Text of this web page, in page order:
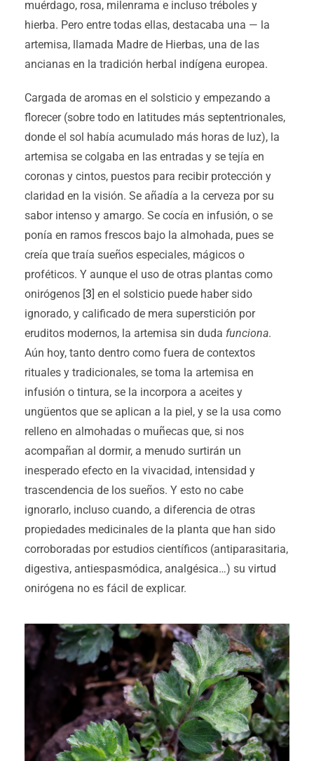
muérdago, rosa, milenrama e incluso tréboles y
hierba. Pero entre todas ellas, destacaba una — la
artemisa, llamada Madre de Hierbas, una de las
ancianas en la tradición herbal indígena europea.
Cargada de aromas en el solsticio y empezando a
florecer (sobre todo en latitudes más septentrionales,
donde el sol había acumulado más horas de luz), la
artemisa se colgaba en las entradas y se tejía en
coronas y cintos, puestos para recibir protección y
claridad en la visión. Se añadía a la cerveza por su
sabor intenso y amargo. Se cocía en infusión, o se
ponía en ramos frescos bajo la almohada, pues se
creía que traía sueños especiales, mágicos o
proféticos. Y aunque el uso de otras plantas como
onirógenos [3] en el solsticio puede haber sido
ignorado, y calificado de mera superstición por
eruditos modernos, la artemisa sin duda funciona.
Aún hoy, tanto dentro como fuera de contextos
rituales y tradicionales, se toma la artemisa en
infusión o tintura, se la incorpora a aceites y
ungüentos que se aplican a la piel, y se la usa como
relleno en almohadas o muñecas que, si nos
acompañan al dormir, a menudo surtirán un
inesperado efecto en la vivacidad, intensidad y
trascendencia de los sueños. Y esto no cabe
ignorarlo, incluso cuando, a diferencia de otras
propiedades medicinales de la planta que han sido
corroboradas por estudios científicos (antiparasitaria,
digestiva, antiespasmódica, analgésica…) su virtud
onirógena no es fácil de explicar.